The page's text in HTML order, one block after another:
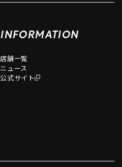
INFORMATION
店舗一覧
ニュース
公式サイト